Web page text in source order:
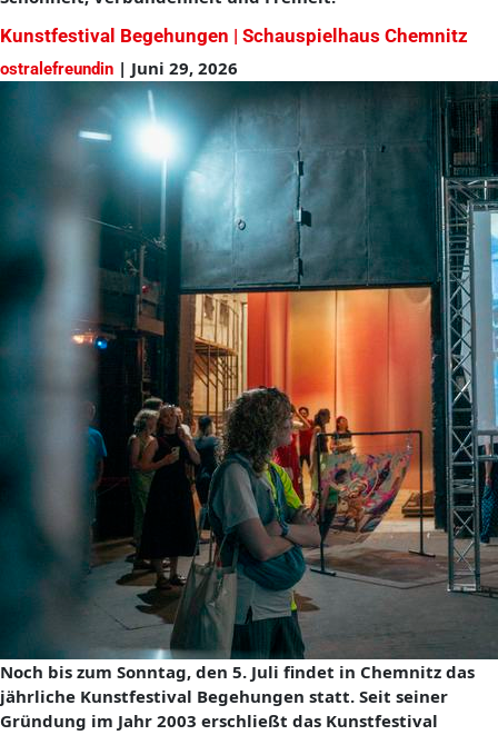
Kunstfestival Begehungen | Schauspielhaus Chemnitz
ostralefreundin | Juni 29, 2026
Noch bis zum Sonntag, den 5. Juli findet in Chemnitz das
jährliche Kunstfestival Begehungen statt. Seit seiner
Gründung im Jahr 2003 erschließt das Kunstfestival